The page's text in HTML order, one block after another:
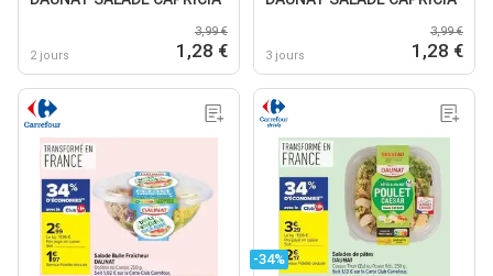
2 jours
3,99 €
1,28 € 3 jours
3,99 €
1,28 €
-34%